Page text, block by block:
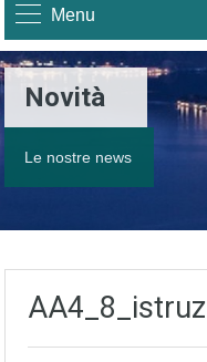
Menu
Novità
Le nostre news